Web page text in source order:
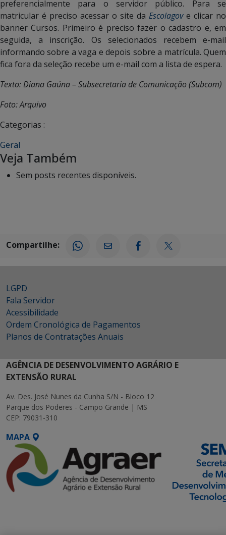
preferencialmente para o servidor público. Para se
matricular é preciso acessar o site da Escolagov e clicar no
banner Cursos. Primeiro é preciso fazer o cadastro e, em
seguida, a inscrição. Os selecionados recebem e-mail
informando sobre a vaga e depois sobre a matrícula. Quem
fica fora da seleção recebe um e-mail com a lista de espera.
Texto: Diana Gaúna – Subsecretaria de Comunicação (Subcom)
Foto: Arquivo
Categorias :
Geral
Veja Também
Sem posts recentes disponíveis.
Compartilhe:
LGPD
Fala Servidor
Acessibilidade
Ordem Cronológica de Pagamentos
Planos de Contratações Anuais
AGÊNCIA DE DESENVOLVIMENTO AGRÁRIO E
EXTENSÃO RURAL
Av. Des. José Nunes da Cunha S/N - Bloco 12
Parque dos Poderes - Campo Grande | MS
CEP: 79031-310
MAPA